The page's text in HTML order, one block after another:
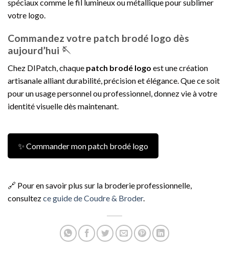
spéciaux comme le fil lumineux ou métallique pour sublimer
votre logo.
Commandez votre patch brodé logo dès
aujourd’hui 🪡
Chez DIPatch, chaque patch brodé logo est une création
artisanale alliant durabilité, précision et élégance. Que ce soit
pour un usage personnel ou professionnel, donnez vie à votre
identité visuelle dès maintenant.
✨ Commander mon patch brodé logo
🔗 Pour en savoir plus sur la broderie professionnelle,
consultezce guide de Coudre & Broder.